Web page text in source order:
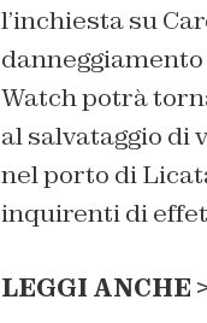
l’inchiesta su
Watch potrà
al salvataggio di
nel porto di
inquirenti di
LEGGI ANCHE